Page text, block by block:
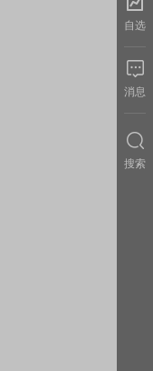
自选
消息
搜索